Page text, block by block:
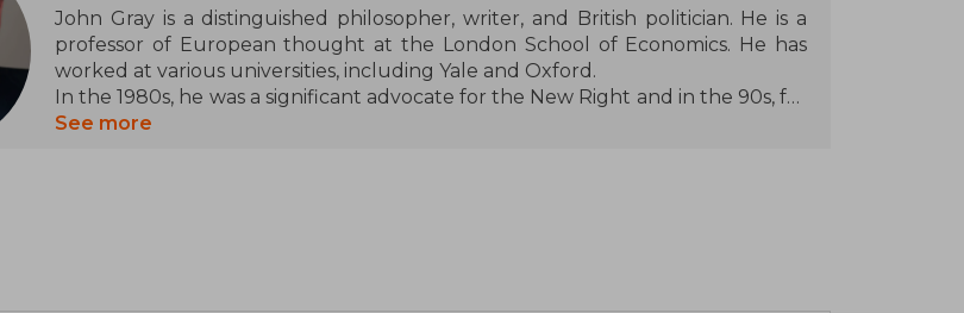
John Gray is a distinguished philosopher, writer, and British politician. He is a
professor of European thought at the London School of Economics. He has
worked at various universities, including Yale and Oxford.
In the 1980s, he was a significant advocate for the New Right and in the 90s, for
New Labour. Now Gray believes that the political spectrum divided between
See more